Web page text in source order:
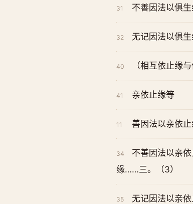
31 不善因法以俱生
32 无记因法以俱生
40 （相互依止缘
41 亲依止缘等
11 善因法以亲依
34
不善因法以亲
缘……三。（3）
35
无记因法以亲